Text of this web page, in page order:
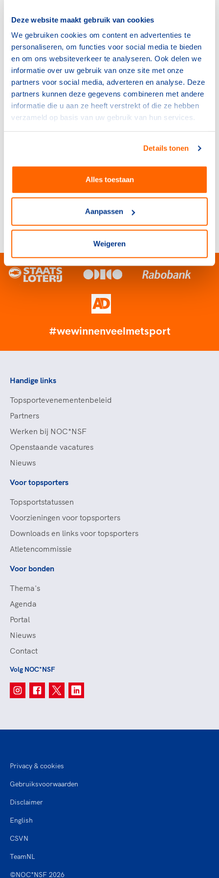
Deze website maakt gebruik van cookies
We gebruiken cookies om content en advertenties te
personaliseren, om functies voor social media te bieden
en om ons websiteverkeer te analyseren. Ook delen we
informatie over uw gebruik van onze site met onze
partners voor social media, adverteren en analyse. Deze
partners kunnen deze gegevens combineren met andere
informatie die u aan ze heeft verstrekt of die ze hebben
verzameld op basis van uw gebruik van hun services.
Details tonen
Alles toestaan
Aanpassen
Weigeren
NOC*NSF
Rabobank vanaf 2027
nieuwe hoofdsponsor TeamNL
naast Staatsloterij
3 december 2025
Bonden
de NKBV koers houdt in een
3 december 2025
Bonden
Sportaccommodatie van het
jaar 2026
10 november 2025
#wewinnenveelmetsport
Handige links
Topsportevenementenbeleid
Partners
Werken bij NOC*NSF
Openstaande vacatures
Nieuws
Voor topsporters
Topsportstatussen
Voorzieningen voor topsporters
Downloads en links voor topsporters
Atletencommissie
Voor bonden
Thema's
Agenda
Portal
Nieuws
Contact
Volg NOC*NSF
©NOC*NSF 2026
Privacy & cookies
Gebruiksvoorwaarden
Disclaimer
English
CSVN
TeamNL